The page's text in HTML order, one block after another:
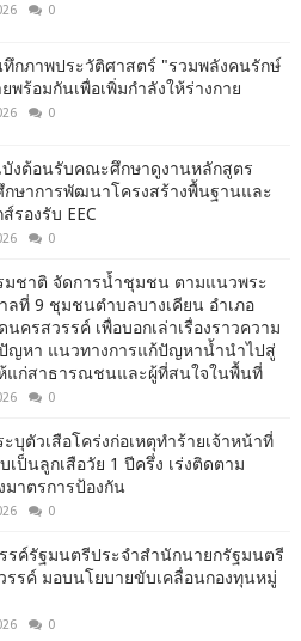
0
กภาพประวัติศาสตร์ "รวมพลังคนรักษ์
พร้อมกันเพื่อเพิ่มกำลังให้ร่างกาย
0
งต้อนรับคณะศึกษาดูงานหลักสูตร
กษาการพัฒนาโครงสร้างพื้นฐานและ
รองรับ EEC
0
ชาติ จัดการน้ำชุมชน ตามแนวพระ
ลที่ 9 ชุมชนตำบลบางเคียน อำเภอ
ครสวรรค์ เพื่อบอกเล่าเรื่องราวความ
ญหา แนวทางการแก้ปัญหาน้ำนำไปสู่
ห้แก่สาธารณชนและผู้ที่สนใจในพื้นที่
0
บุตัวเสือโคร่งก่อเหตุทำร้ายเจ้าหน้าที่
ป็นลูกเสือวัย 1 ปีครึ่ง เร่งติดตาม
มาตรการป้องกัน
0
รค์รัฐมนตรีประจำสำนักนายกรัฐมนตรี
รรค์ มอบนโยบายขับเคลื่อนกองทุนหมู่
0